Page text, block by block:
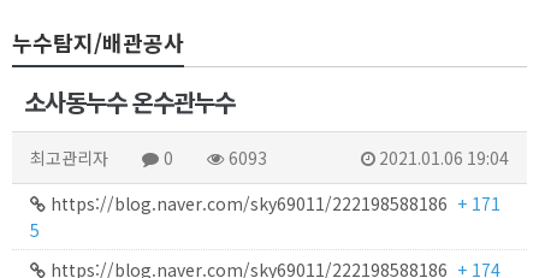
누수탐지/배관공사
소사동누수 온수관누수
최고관리자 0 6093
2021.01.06 19:04
https://blog.naver.com/sky69011/222198588186 + 171
5
https://blog.naver.com/sky69011/222198588186 + 174